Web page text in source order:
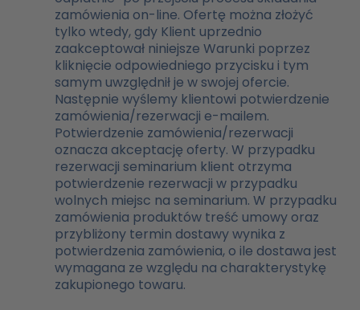
zamówienia on-line. Ofertę można złożyć
tylko wtedy, gdy Klient uprzednio
zaakceptował niniejsze Warunki poprzez
kliknięcie odpowiedniego przycisku i tym
samym uwzględnił je w swojej ofercie.
Następnie wyślemy klientowi potwierdzenie
zamówienia/rezerwacji e-mailem.
Potwierdzenie zamówienia/rezerwacji
oznacza akceptację oferty. W przypadku
rezerwacji seminarium klient otrzyma
potwierdzenie rezerwacji w przypadku
wolnych miejsc na seminarium. W przypadku
zamówienia produktów treść umowy oraz
przybliżony termin dostawy wynika z
potwierdzenia zamówienia, o ile dostawa jest
wymagana ze względu na charakterystykę
zakupionego towaru.